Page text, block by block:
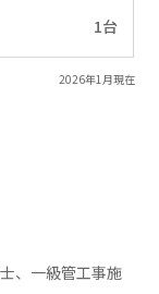
1台
2026年1月現在
、一級管工事施